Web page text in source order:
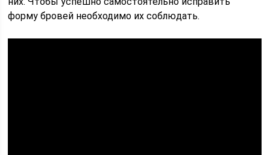
форму бровей необходимо их соблюдать.